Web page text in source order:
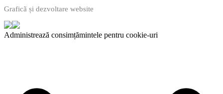
Graficã și dezvoltare website
Administrează consimțămintele pentru cookie-uri